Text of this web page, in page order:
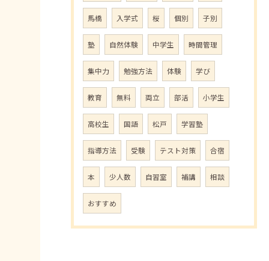
馬橋 入学式 桜 個別 子別
塾 自然体験 中学生 時間管理
集中力 勉強方法 体験 学び
教育 無料 両立 部活 小学生
高校生 国語 松戸 学習塾
指導方法 受験 テスト対策 合宿
本 少人数 自習室 補講 相談
おすすめ